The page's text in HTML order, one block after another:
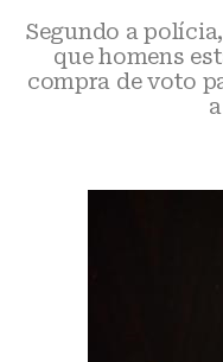
Segundo a
que homens
compra de voto